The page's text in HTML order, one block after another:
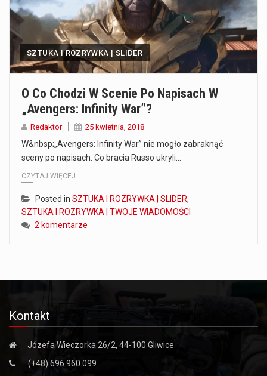
Co to jest cyberbezpieczeństwo w sieci? Cyberbezpieczeństwo w Internecie stanowi istotny element ochrony systemów informacyjnych. Jego zasadniczym celem jest zabezpieczenie przed różnorodnymi cyberzagrożeniami oraz ryzykiem,…
Czym były starożytne igrzyska olimpijskie w Grecji? Starożytne igrzyska olimpijskie odgrywały kluczową rolę w dziejach Grecji. Co cztery lata, w pięknej Olimpii, odbywały się te…
SZTUKA I ROZRYWKA | SLIDER
O Co Chodzi W Scenie Po Napisach W
„Avengers: Infinity War”?
Redaktor 25 kwietnia, 2018
W&nbsp;„Avengers: Infinity War” nie mogło zabraknąć
sceny po napisach. Co bracia Russo ukryli…
CZYTAJ WIĘCEJ...
Posted in SZTUKA I ROZRYWKA | SLIDER,
SZTUKA I ROZRYWKA | TWOJE WIADOMOŚCI
2 komentarze
Kontakt
Józefa Wieczorka 26/2, 44-100 Gliwice
(+48) 696 960 099